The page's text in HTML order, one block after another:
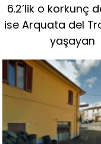
6.2’lik o korkunç
ise Arquata del
yaşayan